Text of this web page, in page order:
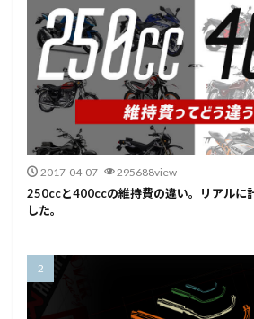
2017-04-07 295688view
250ccと400ccの維持費の違い。リアルに
した。